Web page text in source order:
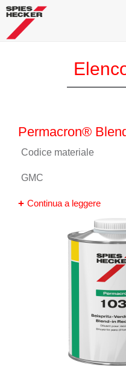
Permacron®
Codice materiale
GMC
Continua a leggere